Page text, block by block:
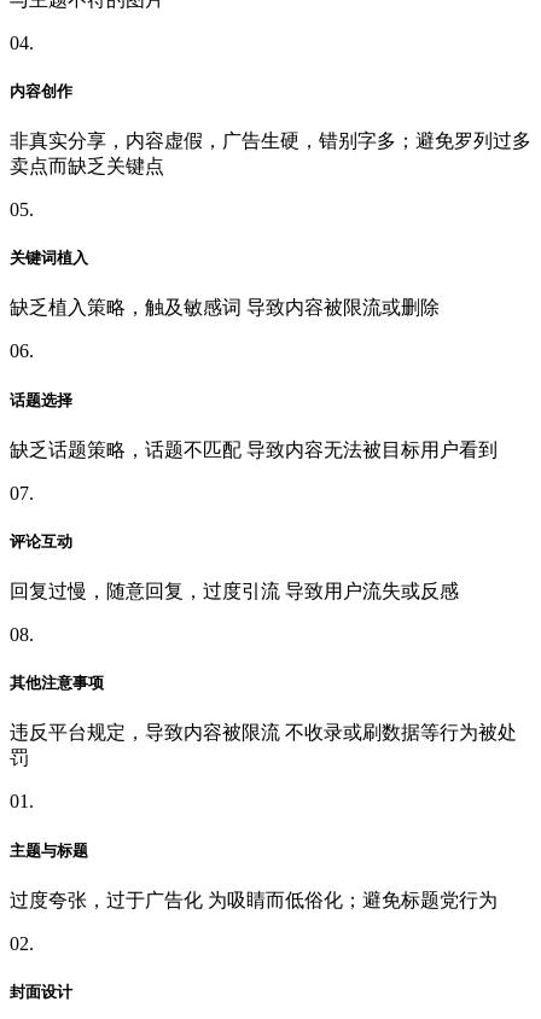
04.
内容创作
非真实分享，内容虚假，广告生硬，错别字多；避免罗列过多
卖点而缺乏关键点
05.
关键词植入
缺乏植入策略，触及敏感词 导致内容被限流或删除
06.
话题选择
缺乏话题策略，话题不匹配 导致内容无法被目标用户看到
07.
评论互动
回复过慢，随意回复，过度引流 导致用户流失或反感
08.
其他注意事项
违反平台规定，导致内容被限流 不收录或刷数据等行为被处
罚
01.
主题与标题
过度夸张，过于广告化 为吸睛而低俗化；避免标题党行为
02.
封面设计